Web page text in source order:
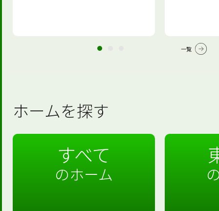
一覧
ホームを探す
すべて
のホーム